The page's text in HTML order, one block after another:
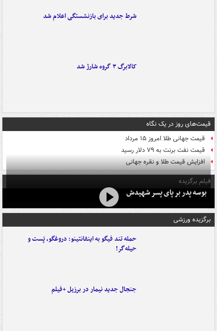
شرط جدید برای بازنشستگی اعلام شد
کالابرگ ۳ گروه شارژ شد
قیمت‌های روز در یک نگاه
قیمت جهانی طلا امروز ۱۵ مرداد
قیمت نفت برنت به ۷۹ دلار رسید
افزایش قیمت طلا و نقره جهانی
فیلم برگزیده
بوسه‌ پدر بر پای پسر شهیدش
برگزیده ورزشی
حمله تند فیگو به اینفانتینو: دروغگو، پَست‌ و
حیله‌گر!
جنجال جدید نیمار در برزیل +فیلم